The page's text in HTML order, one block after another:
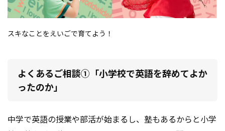
スキなことをえいごで育てよう！
よくあるご相談①「小学校で英語を辞めてよか
ったのか」
中学で英語の授業や部活が始まるし、塾もあるからと小学